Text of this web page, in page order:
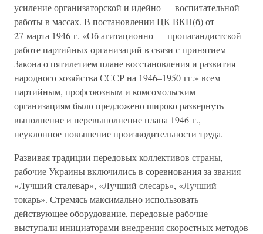
усиление организаторской и идейно — воспитательной
работы в массах. В постановлении ЦК ВКП(б) от
27 марта 1946 г. «Об агитационно — пропагандистской
работе партийных организаций в связи с принятием
Закона о пятилетием плане восстановления и развития
народного хозяйства СССР на 1946–1950 гг.» всем
партийным, профсоюзным и комсомольским
организациям было предложено широко развернуть
выполнение и перевыполнение плана 1946 г.,
неуклонное повышение производительности труда.
Развивая традиции передовых коллективов страны,
рабочие Украины включились в соревнования за звания
«Лучший сталевар», «Лучший слесарь», «Лучший
токарь». Стремясь максимально использовать
действующее оборудование, передовые рабочие
выступали инициаторами внедрения скоростных методов